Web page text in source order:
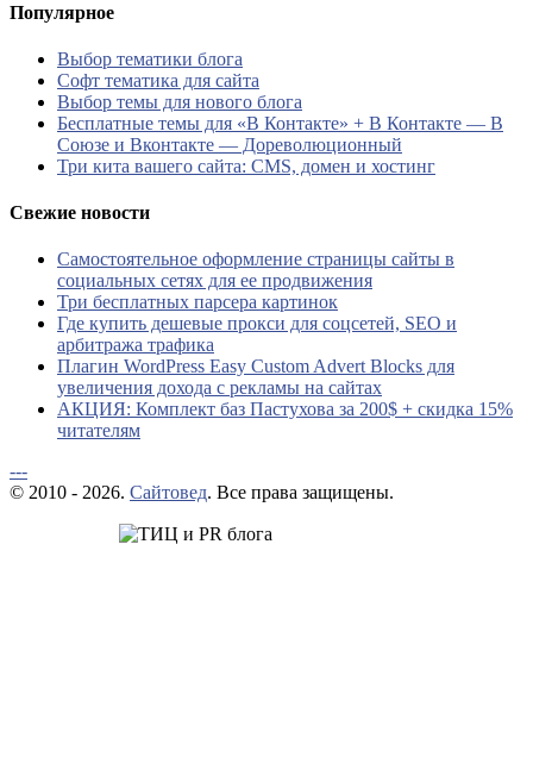
Популярное
Выбор тематики блога
Софт тематика для сайта
Выбор темы для нового блога
Бесплатные темы для «В Контакте» + В Контакте — В
Союзе и Вконтакте — Дореволюционный
Три кита вашего сайта: CMS, домен и хостинг
Свежие новости
Самостоятельное оформление страницы сайты в
социальных сетях для ее продвижения
Три бесплатных парсера картинок
Где купить дешевые прокси для соцсетей, SEO и
арбитража трафика
Плагин WordPress Easy Custom Advert Blocks для
увеличения дохода с рекламы на сайтах
АКЦИЯ: Комплект баз Пастухова за 200$ + скидка 15%
читателям
---
© 2010 - 2026. Сайтовед. Все права защищены.